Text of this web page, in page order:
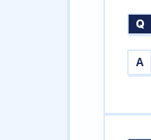
Q
A